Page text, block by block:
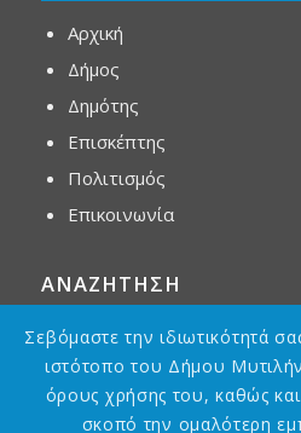
Αρχική
Δήμος
Δημότης
Επισκέπτης
Πολιτισμός
Επικοινωνία
ΑΝΑΖΗΤΗΣΗ
Σεβόμαστε την ιδιωτικότητά
ιστότοπο του Δήμου
όρους χρήσης του, καθώς
σκοπό την ομαλότερη